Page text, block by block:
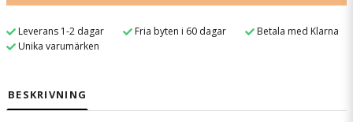
Leverans 1-2 dagar Fria byten i 60 dagar
Betala med Klarna
Unika varumärken
BESKRIVNING